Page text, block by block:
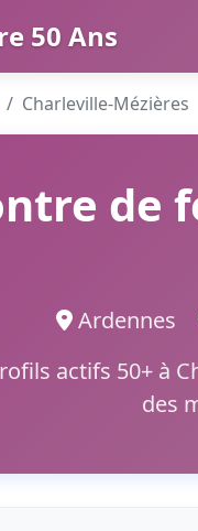
50 Ans
Charleville-Mézières
de
Ardennes
actifs 50+ à
des